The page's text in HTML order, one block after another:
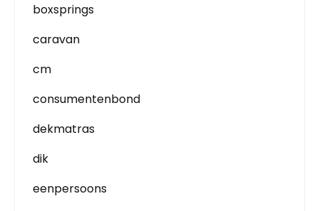
boxsprings
caravan
cm
consumentenbond
dekmatras
dik
eenpersoons